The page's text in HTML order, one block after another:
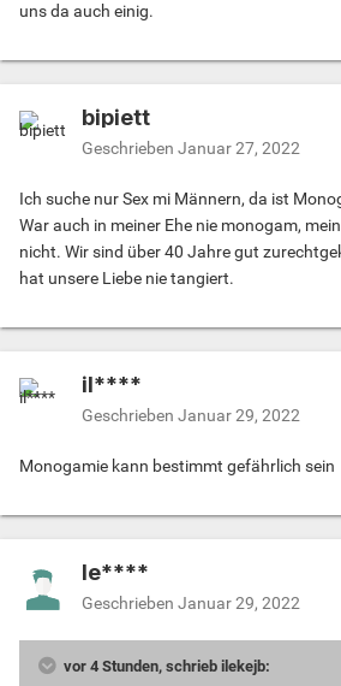
uns da auch einig.
bipiett
Geschrieben Januar 27, 2022
Ich suche nur Sex mi Männern, da ist
War auch in meiner Ehe nie monogam,
nicht. Wir sind über 40 Jahre gut
hat unsere Liebe nie tangiert.
il****
Geschrieben Januar 29, 2022
Monogamie kann bestimmt gefährlich sein
le****
Geschrieben Januar 29, 2022
vor 4 Stunden, schrieb ilekejb: